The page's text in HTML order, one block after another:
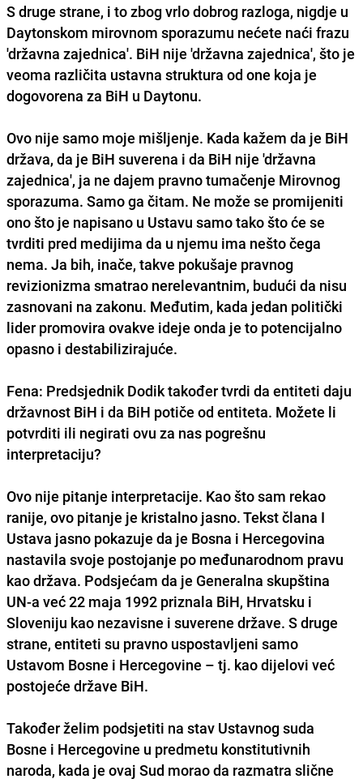
S druge strane, i to zbog vrlo dobrog razloga, nigdje u
Daytonskom mirovnom sporazumu nećete naći frazu
'državna zajednica'. BiH nije 'državna zajednica', što je
veoma različita ustavna struktura od one koja je
dogovorena za BiH u Daytonu.
Ovo nije samo moje mišljenje. Kada kažem da je BiH
država, da je BiH suverena i da BiH nije 'državna
zajednica', ja ne dajem pravno tumačenje Mirovnog
sporazuma. Samo ga čitam. Ne može se promijeniti
ono što je napisano u Ustavu samo tako što će se
tvrditi pred medijima da u njemu ima nešto čega
nema. Ja bih, inače, takve pokušaje pravnog
revizionizma smatrao nerelevantnim, budući da nisu
zasnovani na zakonu. Međutim, kada jedan politički
lider promovira ovakve ideje onda je to potencijalno
opasno i destabilizirajuće.
Fena: Predsjednik Dodik također tvrdi da entiteti daju
državnost BiH i da BiH potiče od entiteta. Možete li
potvrditi ili negirati ovu za nas pogrešnu
interpretaciju?
Ovo nije pitanje interpretacije. Kao što sam rekao
ranije, ovo pitanje je kristalno jasno. Tekst člana I
Ustava jasno pokazuje da je Bosna i Hercegovina
nastavila svoje postojanje po međunarodnom pravu
kao država. Podsjećam da je Generalna skupština
UN-a već 22 maja 1992 priznala BiH, Hrvatsku i
Sloveniju kao nezavisne i suverene države. S druge
strane, entiteti su pravno uspostavljeni samo
Ustavom Bosne i Hercegovine – tj. kao dijelovi već
postojeće države BiH.
Također želim podsjetiti na stav Ustavnog suda
Bosne i Hercegovine u predmetu konstitutivnih
naroda, kada je ovaj Sud morao da razmatra slične